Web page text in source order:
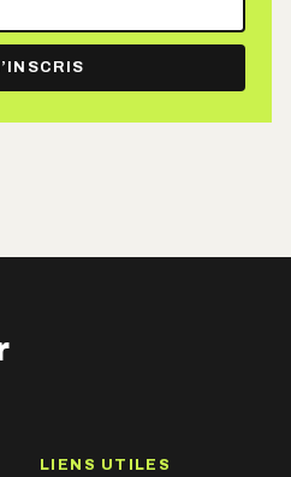
LIENS UTILES